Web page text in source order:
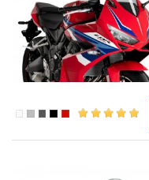
Przezroczysty (W)
Lekko przyciemniany (H)
Mocno przyciemniany (F)
Czarny (N)
Czerwony (R)